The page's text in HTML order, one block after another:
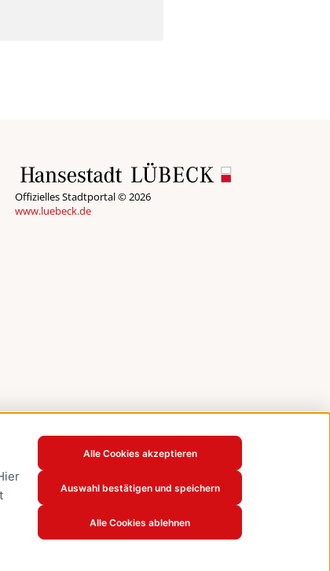
Alle Cookies akzeptieren
Auswahl bestätigen und speichern
Alle Cookies ablehnen
Offizielles Stadtportal © 2026
www.luebeck.de